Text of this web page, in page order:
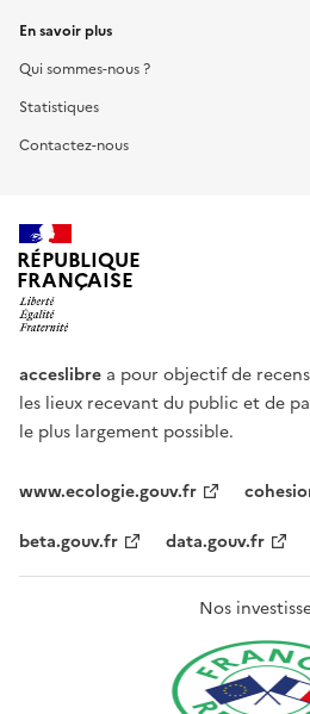
En savoir plus
Qui sommes-nous ?
Statistiques
Contactez-nous
RÉPUBLIQUE
FRANÇAISE
acceslibre a pour objectif de
les lieux recevant du public et de
le plus largement possible.
www.ecologie.gouv.fr
beta.gouv.fr
data.gouv.fr
Nos